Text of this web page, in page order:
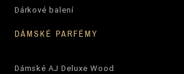
Dárkové balení
DÁMSKÉ PARFÉMY
Dámské AJ Deluxe Wood